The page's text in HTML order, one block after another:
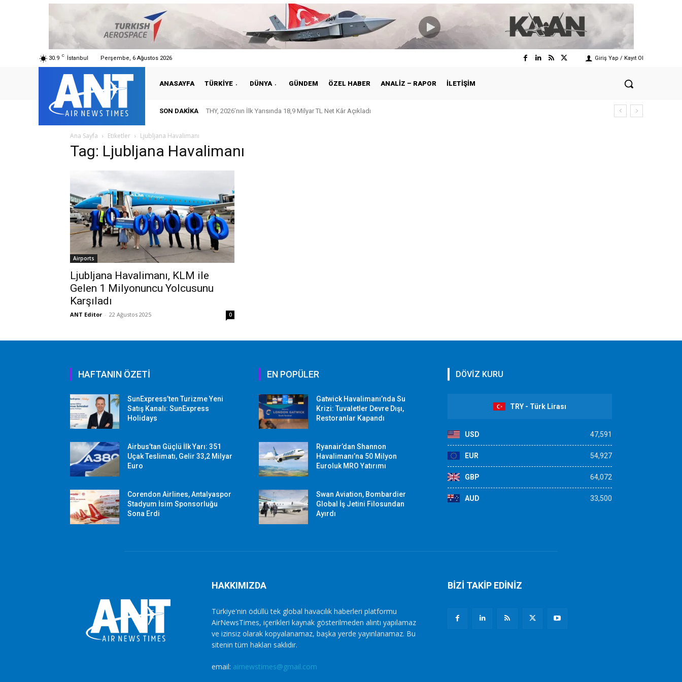
30.9 C İstanbul Perşembe, 6 Ağustos 2026 Giriş Yap / Kayıt Ol
ANASAYFA TÜRKIYE DÜNYA GÜNDEM ÖZEL HABER ANALIZ – RAPOR İLETIŞIM
SON DAKIKA THY, 2026’nın İlk Yarısında 18,9 Milyar TL Net Kâr Açıkladı
Ana Sayfa Etiketler Ljubljana Havalimanı
Tag: Ljubljana Havalimanı
Airports
Ljubljana Havalimanı, KLM ile
Gelen 1 Milyonuncu Yolcusunu
Karşıladı
ANT Editor - 22 Ağustos 2025 0
HAFTANIN ÖZETİ
SunExpress’ten Turizme Yeni
Satış Kanalı: SunExpress
Holidays
Airbus’tan Güçlü İlk Yarı: 351
Uçak Teslimatı, Gelir 33,2 Milyar
Euro
Corendon Airlines, Antalyaspor
Stadyum İsim Sponsorluğu
Sona Erdi
EN POPÜLER
Gatwick Havalimanı’nda Su
Krizi: Tuvaletler Devre Dışı,
Restoranlar Kapandı
Ryanair’dan Shannon
Havalimanı’na 50 Milyon
Euroluk MRO Yatırımı
Swan Aviation, Bombardier
Global İş Jetini Filosundan
Ayırdı
DÖVİZ KURU
TRY - Türk Lirası
USD 47,591
EUR 54,927
GBP 64,072
AUD 33,500
HAKKIMIZDA
Türkiye'nin ödüllü tek global havacılık haberleri platformu
AirNewsTimes, içerikleri kaynak gösterilmeden alıntı yapılamaz
ve izinsiz olarak kopyalanamaz, başka yerde yayınlanamaz. Bu
sitenin tüm hakları saklıdır.
email: airnewstimes@gmail.com
BİZİ TAKİP EDİNİZ